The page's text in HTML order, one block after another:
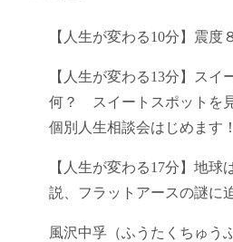
【人生が変わる10分】震度
【人生が変わる13分】スイ
何？ スイートスポットを
個別人生相談会はじめます！
【人生が変わる17分】地
説、フラットアースの謎に
風沢中孚（ふうたくちゅう